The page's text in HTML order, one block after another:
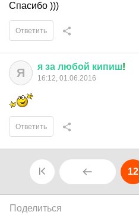
Спасибо )))
Ответить
Я я за любой кипиш!
16:12, 01.06.2016
Ответить
12
Поделиться